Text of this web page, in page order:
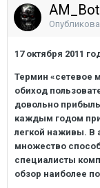
AM_Bot
17 октября 2011
Термин «сетевое
обиход
довольно
каждым годом
легкой наживы. В
множество
специалисты
обзор наиболее